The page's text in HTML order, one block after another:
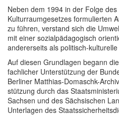
Neben dem 1994 in der Folge des
Kulturraumgesetzes formulierten
zu führen, verstand sich die
mit einer sozial­päda­gogisch
andererseits als politisch-
Auf diesen Grundlagen begann
fachlicher Unter­stützung der
Berliner Matthias-Domaschk-
stützung durch das
Sachsen und des Sächsischen
Unterlagen des